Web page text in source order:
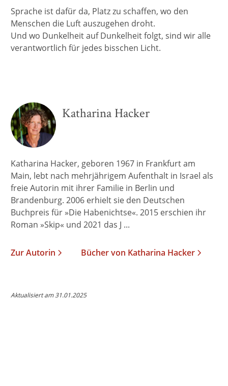
Sprache ist dafür da, Platz zu schaffen, wo den
Menschen die Luft auszugehen droht.
Und wo Dunkelheit auf Dunkelheit folgt, sind wir alle
verantwortlich für jedes bisschen Licht.
Katharina Hacker
Katharina Hacker, geboren 1967 in Frankfurt am
Main, lebt nach mehrjährigem Aufenthalt in Israel als
freie Autorin mit ihrer Familie in Berlin und
Brandenburg. 2006 erhielt sie den Deutschen
Buchpreis für »Die Habenichtse«. 2015 erschien ihr
Roman »Skip« und 2021 das J ...
Zur Autorin Bücher von Katharina Hacker
Aktualisiert am 31.01.2025